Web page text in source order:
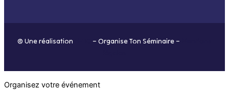
© Une réalisation – Organise Ton Séminaire –
Organisez votre événement